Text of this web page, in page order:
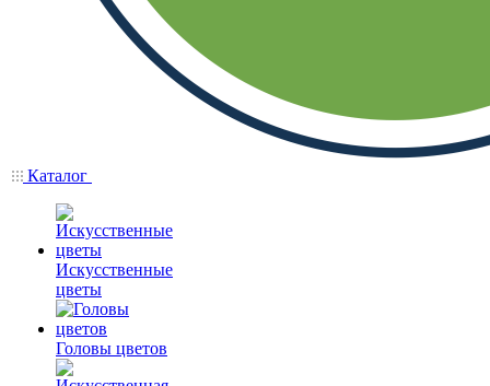
Каталог
Искусственные
цветы
Головы цветов